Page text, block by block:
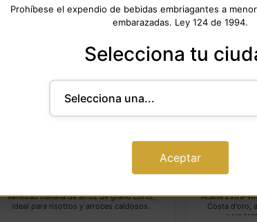
Variedad italiana de arroz de grano corto,
ideal para risottos y arroces caldosos.
Aceite Extra-
Costa d'oro,
para
Prohíbese el expendio de bebidas embriagantes a
embarazadas. Ley 124 de 1994.
Selecciona tu
Aceptar